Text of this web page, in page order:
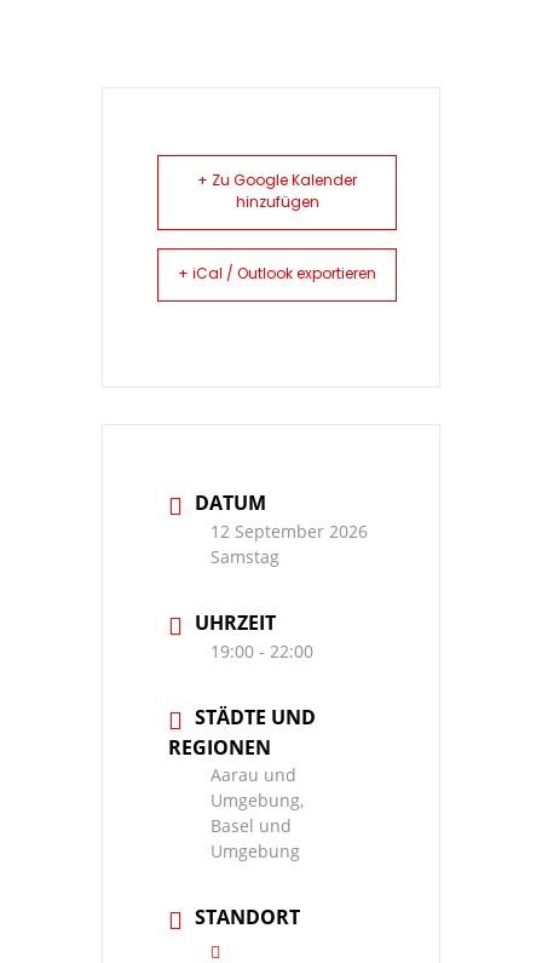
+ Zu Google Kalender
hinzufügen
+ iCal / Outlook exportieren
DATUM
12 September 2026
Samstag
UHRZEIT
19:00 - 22:00
STÄDTE UND
REGIONEN
Aarau und
Umgebung,
Basel und
Umgebung
STANDORT